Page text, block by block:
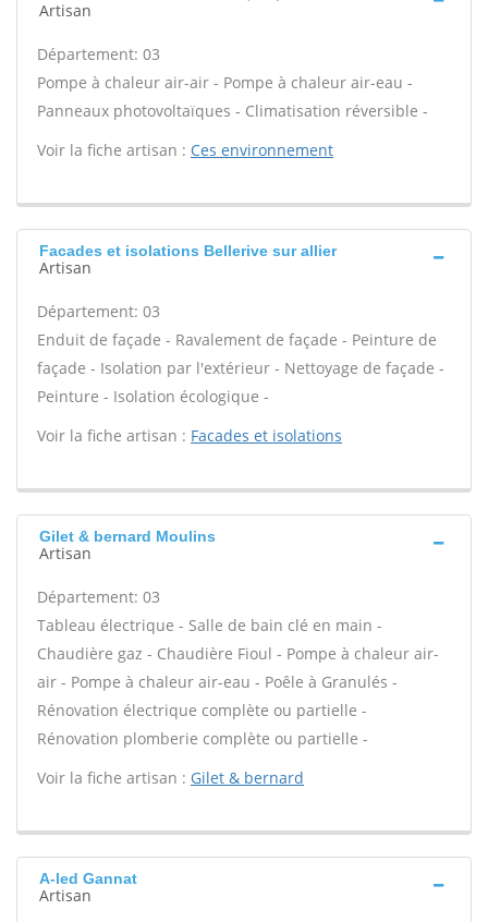
Artisan
Département: 03
Pompe à chaleur air-air - Pompe à chaleur air-eau -
Panneaux photovoltaïques - Climatisation réversible -
Voir la fiche artisan : Ces environnement
Facades et isolations Bellerive sur allier
Artisan
Département: 03
Enduit de façade - Ravalement de façade - Peinture de
façade - Isolation par l'extérieur - Nettoyage de façade -
Peinture - Isolation écologique -
Voir la fiche artisan : Facades et isolations
Gilet & bernard Moulins
Artisan
Département: 03
Tableau électrique - Salle de bain clé en main -
Chaudière gaz - Chaudière Fioul - Pompe à chaleur air-
air - Pompe à chaleur air-eau - Poêle à Granulés -
Rénovation électrique complète ou partielle -
Rénovation plomberie complète ou partielle -
Voir la fiche artisan : Gilet & bernard
A-led Gannat
Artisan